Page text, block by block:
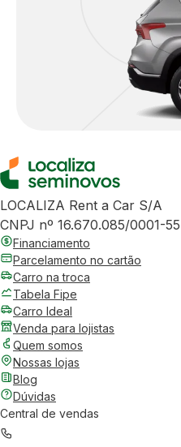
LOCALIZA Rent a Car S/A
CNPJ nº 16.670.085/0001-55
Financiamento
Parcelamento no cartão
Carro na troca
Tabela Fipe
Carro Ideal
Venda para lojistas
Quem somos
Nossas lojas
Blog
Dúvidas
Central de vendas